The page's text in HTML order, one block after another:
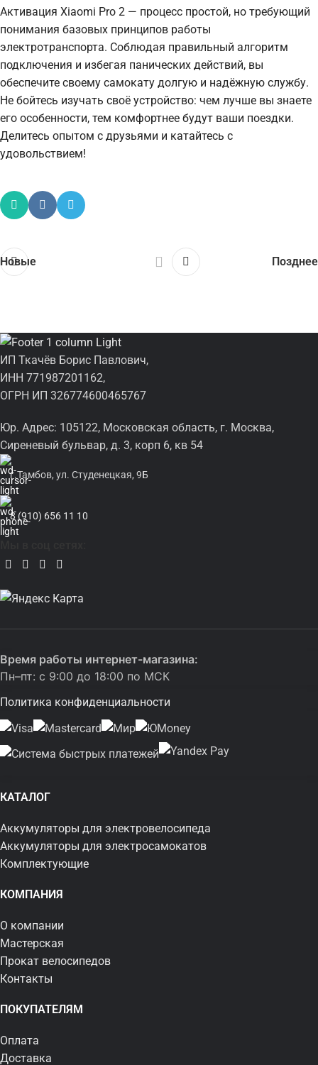
Активация Xiaomi Pro 2 — процесс простой, но требующий
понимания базовых принципов работы
электротранспорта. Соблюдая правильный алгоритм
подключения и избегая панических действий, вы
обеспечите своему самокату долгую и надёжную службу.
Не бойтесь изучать своё устройство: чем лучше вы знаете
его особенности, тем комфортнее будут ваши поездки.
Делитесь опытом с друзьями и катайтесь с
удовольствием!
Новые Позднее
ИП Ткачёв Борис Павлович,
ИНН 771987201162,
ОГРН ИП 326774600465767
Юр. Адрес: 105122, Московская область, г. Москва,
Сиреневый бульвар, д. 3, корп 6, кв 54
г.Тамбов, ул. Студенецкая, 9Б
8 (910) 656 11 10
Время работы интернет-магазина:
Пн–пт: с 9:00 до 18:00 по МСК
Политика конфиденциальности
КАТАЛОГ
Аккумуляторы для электровелосипеда
Аккумуляторы для электросамокатов
Комплектующие
КОМПАНИЯ
О компании
Мастерская
Прокат велосипедов
Контакты
ПОКУПАТЕЛЯМ
Оплата
Доставка